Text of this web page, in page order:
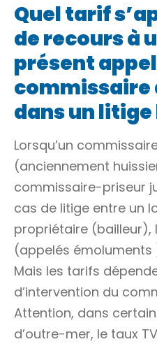
Quel tarif
de recours à
présent
commissaire
dans un
Lorsqu’un
(anciennement
commissaire-priseur
cas de litige entre un
propriétaire
(appelés émoluments
Mais les tarifs
d’intervention du
Attention, dans
d’outre-mer, le taux